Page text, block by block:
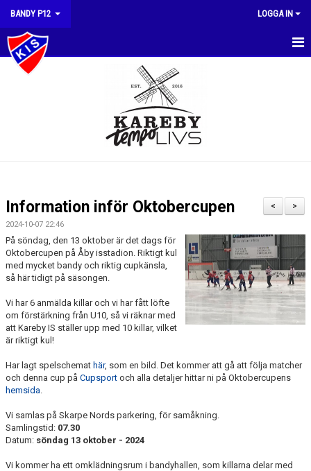
BANDY P12 LOGGA IN
HEM
BILDGALLERI
DOKUMENT
KONTAKT
>
<
Information inför Oktobercupen
2024-10-07 22:46
På söndag, den 13 oktober är det dags för
Oktobercupen på Åby isstadion. Riktigt kul
med mycket bandy och riktig cupkänsla,
så här tidigt på säsongen.
Vi har 6 anmälda killar och vi har fått löfte
om förstärkning från U10, så vi räknar med
att Kareby IS ställer upp med 10 killar, vilket
är riktigt kul!
Har lagt spelschemat här, som en bild. Det kommer att gå att följa matcher
och denna cup på Cupsport och alla detaljer hittar ni på Oktobercupens
hemsida.
Vi samlas på Skarpe Nords parkering, för samåkning.
Samlingstid: 07.30
Datum: söndag 13 oktober - 2024
Vi kommer ha ett omklädningsrum i bandyhallen, som killarna delar med